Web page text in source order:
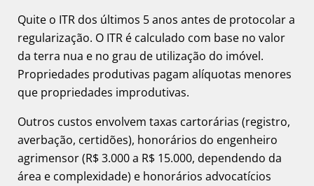
Quite o ITR dos últimos 5 anos antes de protocolar a
regularização. O ITR é calculado com base no valor
da terra nua e no grau de utilização do imóvel.
Propriedades produtivas pagam alíquotas menores
que propriedades improdutivas.
Outros custos envolvem taxas cartorárias (registro,
averbação, certidões), honorários do engenheiro
agrimensor (R$ 3.000 a R$ 15.000, dependendo da
área e complexidade) e honorários advocatícios